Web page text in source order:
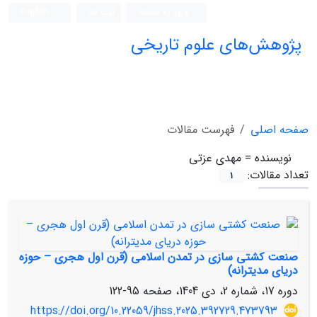
پژوهش‌های علوم تاریخی
صفحه اصلی
فهرست مقالات
نویسنده = مهدی عزتی
تعداد مقالات:
1
صنعت کشتی سازی در تمدن اسلامی (قرن اول هجری – حوزه
دریای مدیترانه)
دوره 17، شماره 2، دی 1404، صفحه
95-122
https://doi.org/10.22059/jhss.2025.392729.473793